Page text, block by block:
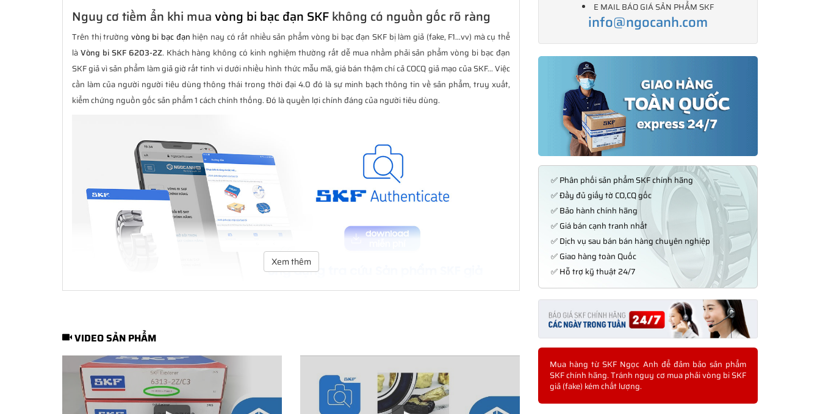
Nguy cơ tiềm ẩn khi muavòng bi bạc đạn SKFkhông có nguồn gốc rõ ràng
Trên thị trường vòng bi bạc đạn hiện nay có rất nhiều sản phẩm vòng bi bạc đạn SKF bị làm giả (fake, F1...vv) mà cụ thể
làVòng bi SKF 6203-2Z. Khách hàng không có kinh nghiệm thường rất dễ mua nhầm phải sản phẩm vòng bi bạc đạn
SKF giả vì sản phẩm làm giả giờ rất tinh vi dưới nhiều hình thức mẫu mã, giá bán thậm chí cả COCQ giả mạo của SKF... Việc
cần làm của người người tiêu dùng thông thái trong thời đại 4.0 đó là sự minh bạch thông tin về sản phẩm, truy xuất,
kiểm chứng nguồn gốc sản phẩm 1 cách chính thống. Đó là quyền lợi chính đáng của người tiêu dùng.
SKF Authenticate- Phần mềm kiểm tra vòng bi SKF giả trên nền tảng iOS và Andorid do SKF phát hành.
Tại sao nên mua vòng bi SKF 6203-2Z tại NGOCANH.COM?
Xem thêm
VIDEO SẢN PHẨM
E MAIL BÁO GIÁ SẢN PHẨM SKF
info@ngocanh.com
✅ Phân phối sản phẩm SKF chính hãng
✅ Đầy đủ giấy tờ CO,CQ gốc
✅ Bảo hành chính hãng
✅ Giá bán cạnh tranh nhất
✅ Dịch vụ sau bán bán hàng chuyên nghiệp
✅ Giao hàng toàn Quốc
✅ Hỗ trợ kỹ thuật 24/7
Mua hàng từ SKF Ngọc Anh để đảm bảo sản phẩm
SKF chính hãng. Tránh nguy cơ mua phải vòng bi SKF
giả (fake) kém chất lượng.